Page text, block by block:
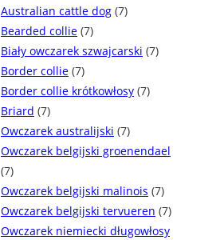
Australian cattle dog (7)
Bearded collie (7)
Biały owczarek szwajcarski (7)
Border collie (7)
Border collie krótkowłosy (7)
Briard (7)
Owczarek australijski (7)
Owczarek belgijski groenendael
(7)
Owczarek belgijski malinois (7)
Owczarek belgijski tervueren (7)
Owczarek niemiecki długowłosy